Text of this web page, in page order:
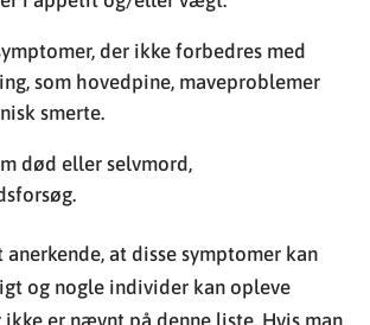
død eller selvmord,
anerkende, at disse symptomer kan
ikke er nævnt på denne liste. Hvis man
at en person lider af depression, er
En tidlig intervention kan være
behandling. Depression er en